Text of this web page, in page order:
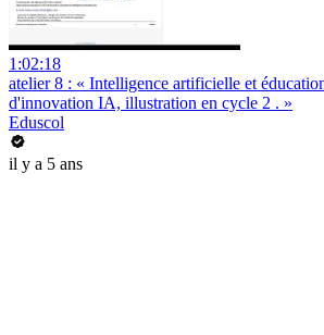
1:02:18
atelier 8 : « Intelligence artificielle et
d'innovation IA, illustration en cycle 2 . »
Eduscol
il y a 5 ans